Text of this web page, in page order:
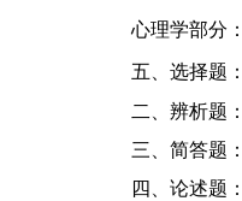
心理学部分：
五、选择题
二、辨析题
三、简答题
四、论述题